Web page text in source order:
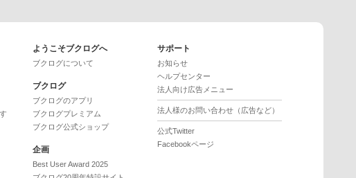
ようこそブクログへ
ブクログについて
ブクログ
ブクログのアプリ
ブクログプレミアム
ブクログ公式ショップ
企画
Best User Award 2025
サポート
お知らせ
ヘルプセンター
法人向け広告メニュー
法人様のお問い合わせ（広告など）
公式Twitter
Facebookページ